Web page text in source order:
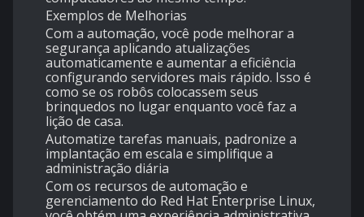
Exemplos de Melhorias
Com a automação, você pode melhorar a
segurança aplicando atualizações
automaticamente e aumentar a eficiência
configurando servidores mais rápido. Isso é
como se os robôs colocassem seus
brinquedos no lugar enquanto você faz a
lição de casa.
Automatize tarefas manuais, padronize a
implantação em escala e simplifique a
administração diária
Com os recursos de automação e
gerenciamento do Red Hat Enterprise Linux,